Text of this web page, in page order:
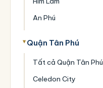
An Phú
Quận Tân Phú
Tất cả Quận Tân Phú
Celedon City